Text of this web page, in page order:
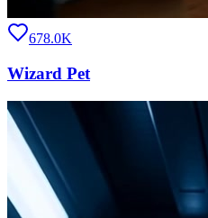
678.0K
Wizard Pet